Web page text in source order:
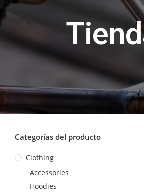
Categorías del producto
Clothing
Accessories
Hoodies